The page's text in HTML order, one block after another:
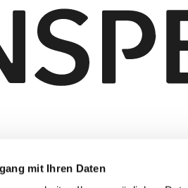
mit Ihren Daten